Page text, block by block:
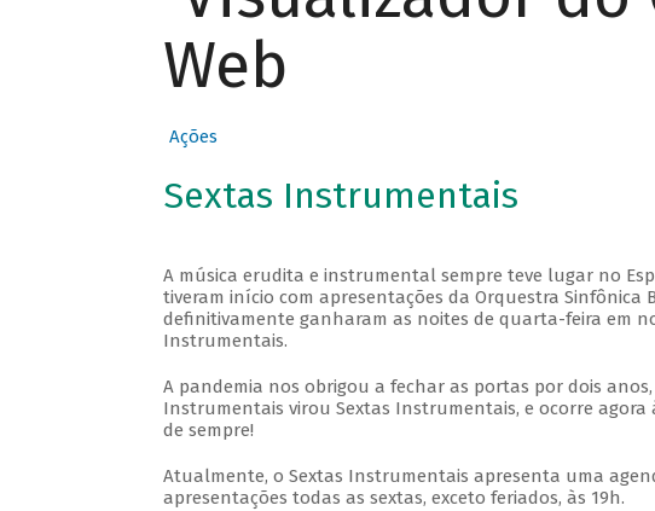
Web
Ações
Sextas Instrumentais
A música erudita e instrumental sempre teve lugar no
tiveram início com apresentações da Orquestra Sinfônica
definitivamente ganharam as noites de quarta-feira em
Instrumentais.
A pandemia nos obrigou a fechar as portas por dois
Instrumentais virou Sextas Instrumentais, e ocorre
de sempre!
Atualmente, o Sextas Instrumentais apresenta uma
apresentações todas as sextas, exceto feriados, às 19h.